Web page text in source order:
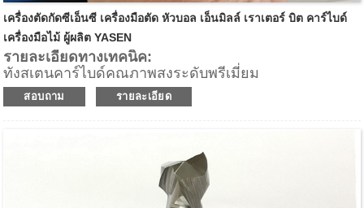
เครื่องตัดกัดซีเอ็นซี เครื่องมือตัด หัวบอล เอ็นมิลล์ เราเตอร์ บิต คาร์ไบด์
เครื่องมือไม้ ผู้ผลิต YASEN
รายละเอียดทางเทคนิค:
ทังสเตนคาร์ไบด์คุณภาพสูงระดับพรีเมี่ยม
คมตัดเกลียว 2 อัน (Z2)
ความลึกของฟันสูงสุด 0.3 มม
เพื่อการขจัดวัสดุอย่างรวดเร็วในการดำเนินการปรับ
สอบถาม รายละเอียด